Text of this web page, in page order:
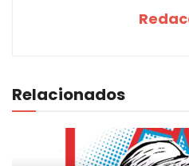
Relacionados